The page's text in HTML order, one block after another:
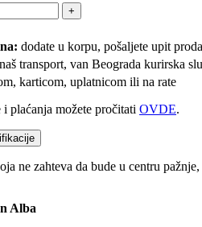
+
dodate u korpu, pošaljete upit
transport, van Beograda kurirska
karticom, uplatnicom ili na rate
plaćanja možete pročitati OVDE.
ne zahteva da bude u centru
Alba